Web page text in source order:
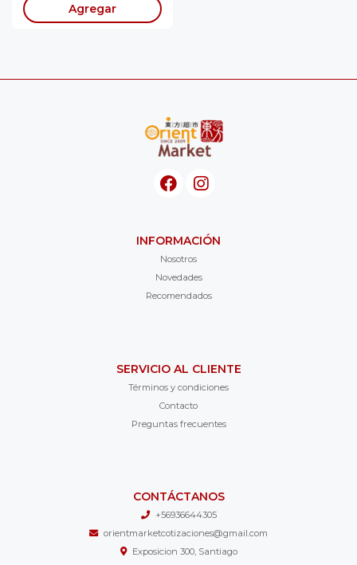
Agregar
INFORMACIÓN
Nosotros
Novedades
Recomendados
SERVICIO AL CLIENTE
Términos y condiciones
Contacto
Preguntas frecuentes
CONTÁCTANOS
+56936644305
orientmarketcotizaciones@gmail.com
Exposicion 300, Santiago